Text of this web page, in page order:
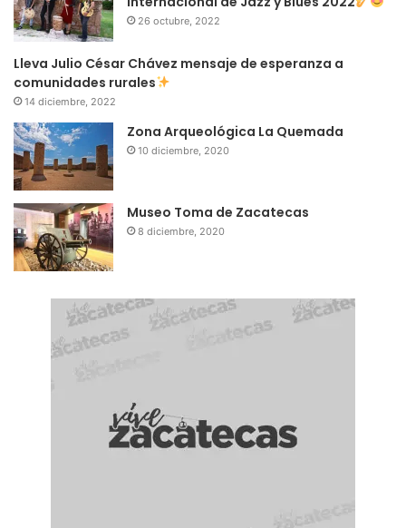
26 octubre, 2022
Lleva Julio César Chávez mensaje de esperanza a
comunidades rurales
14 diciembre, 2022
Zona Arqueológica La Quemada
10 diciembre, 2020
Museo Toma de Zacatecas
8 diciembre, 2020